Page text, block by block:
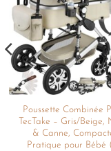
Poussette Combinée
TecTake – Gris/Beige,
& Canne,
Pratique pour Bébé